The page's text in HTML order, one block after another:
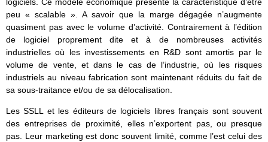
peu « scalable ». A savoir que la marge dégagée n’augmente
quasiment pas avec le volume d’activité. Contrairement à l’édition
de logiciel proprement dite et à de nombreuses activités
industrielles où les investissements en R&D sont amortis par le
volume de vente, et dans le cas de l’industrie, où les risques
industriels au niveau fabrication sont maintenant réduits du fait de
sa sous-traitance et/ou de sa délocalisation.
Les SSLL et les éditeurs de logiciels libres français sont souvent
des entreprises de proximité, elles n’exportent pas, ou presque
pas. Leur marketing est donc souvent limité, comme l’est celui des